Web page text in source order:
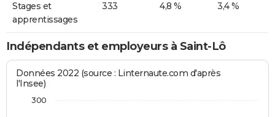
Stages et
apprentissages
333 4,8 % 3,4 %
Indépendants et employeurs à Saint-Lô
Données 2022 (source : Linternaute.com d'après
l'Insee)
300